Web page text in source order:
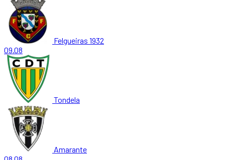
Felgueiras 1932
09.08
Tondela
Amarante